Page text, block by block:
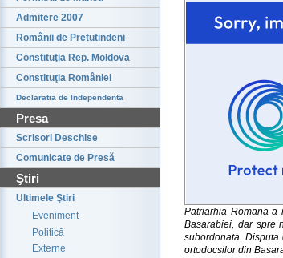
Admitere 2007
Românii de Pretutindeni
Constituţia Rep. Moldova
Constituţia României
Declaratia de Independenta
Presa
Scrisori Deschise
Comunicate de Presă
Ştiri
Ultimele Ştiri
Eveniment
Politică
Externe
Patriarhia Romana a
Basarabiei, dar spre
subordonata.
ortodocsilor din